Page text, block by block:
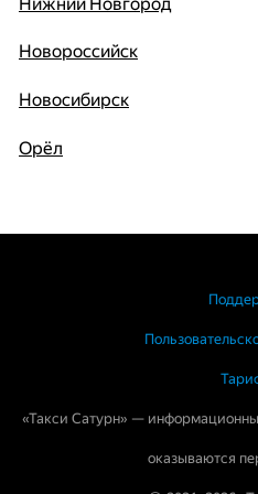
Новороссийск
Новосибирск
Орёл
«Такси Сатурн» —
оказываются